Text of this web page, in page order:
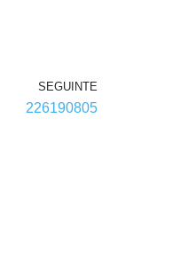
SEGUINTE
226190805